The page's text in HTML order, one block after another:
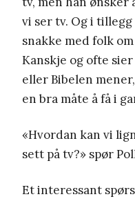
vi ser tv. Og i
snakke med folk
Kanskje og ofte
eller Bibelen
en bra måte å få i
«Hvordan kan vi
sett på tv?» spør
Et interessant